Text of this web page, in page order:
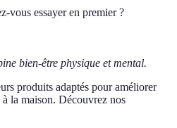
vous essayer en premier ?
bien-être physique et mental.
produits adaptés pour améliorer
la maison. Découvrez nos